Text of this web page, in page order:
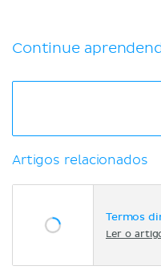
Continue
Artigos relacionados
Termos
Ler o